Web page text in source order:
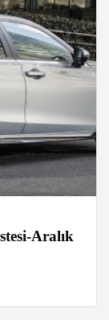
Aralık